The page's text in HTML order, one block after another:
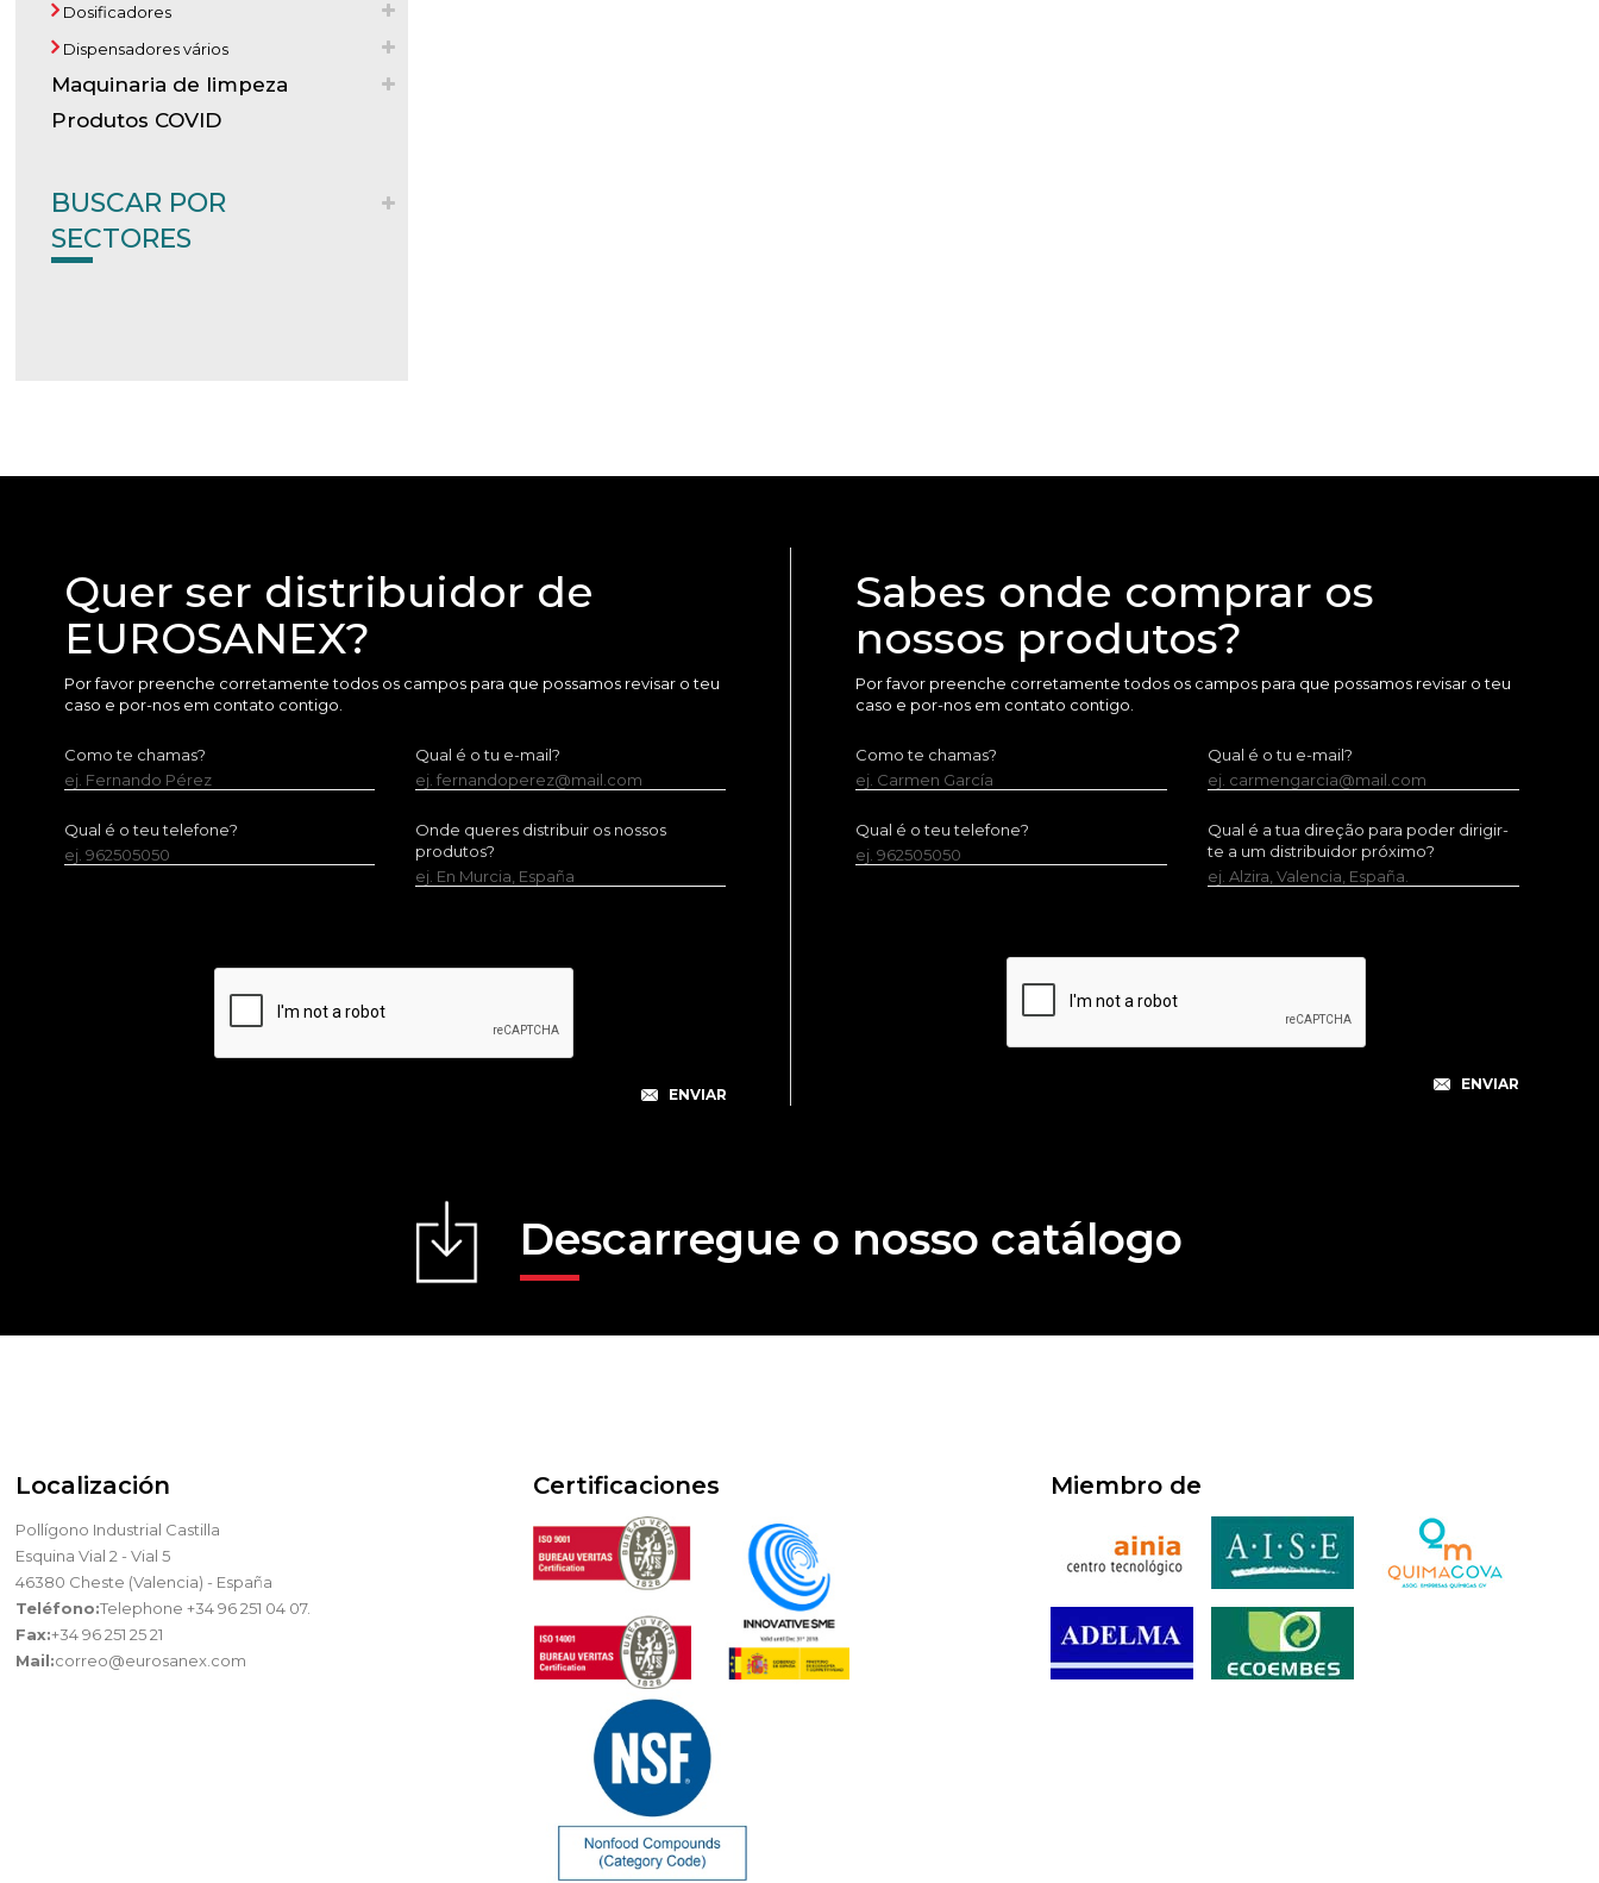
Dosificadores
Dispensadores vários
Maquinaria de limpeza
Produtos COVID
BUSCAR POR
SECTORES
Quer ser distribuidor de
EUROSANEX?
Por favor preenche corretamente todos os campos para que possamos revisar o teu
caso e por-nos em contato contigo.
Como te chamas?
ej. Fernando Pérez
Qual é o tu e-mail?
ej. fernandoperez@mail.com
Qual é o teu telefone?
ej. 962505050
Onde queres distribuir os nossos
produtos?
ej. En Murcia, España
Sabes onde comprar os
nossos produtos?
Por favor preenche corretamente todos os campos para que possamos revisar o teu
caso e por-nos em contato contigo.
Como te chamas?
ej. Carmen García
Qual é o tu e-mail?
ej. carmengarcia@mail.com
Qual é o teu telefone?
ej. 962505050
Qual é a tua direção para poder dirigir-
te a um distribuidor próximo?
ej. Alzira, Valencia, España.
Descarregue o nosso catálogo
Localización
Pollígono Industrial Castilla
Esquina Vial 2 - Vial 5
46380 Cheste (Valencia) - España
Teléfono:Telephone +34 96 251 04 07.
Fax:+34 96 251 25 21
Mail:correo@eurosanex.com
Certificaciones Miembro de